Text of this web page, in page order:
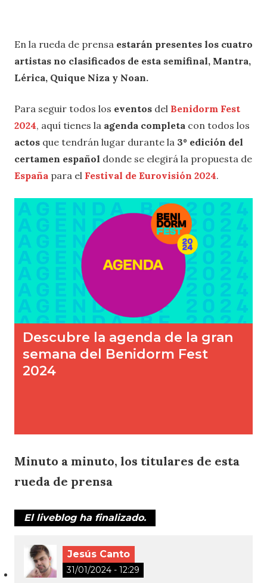
En la rueda de prensa estarán presentes los cuatro
artistas no clasificados de esta semifinal, Mantra,
Lérica, Quique Niza y Noan.
Para seguir todos los eventos del Benidorm Fest
2024, aquí tienes la agenda completa con todos los
actos que tendrán lugar durante la 3º edición del
certamen español donde se elegirá la propuesta de
España para el Festival de Eurovisión 2024.
Minuto a minuto, los titulares de esta
rueda de prensa
El liveblog ha finalizado.
Jesús Canto
31/01/2024 - 12:29